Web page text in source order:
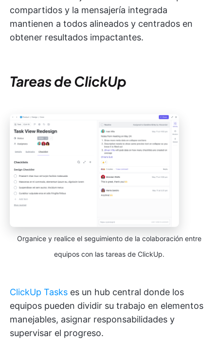
compartidos y la mensajería integrada
mantienen a todos alineados y centrados en
obtener resultados impactantes.
Tareas de ClickUp
Organice y realice el seguimiento de la colaboración entre
equipos con las tareas de ClickUp.
ClickUp Tasks es un hub central donde los
equipos pueden dividir su trabajo en elementos
manejables, asignar responsabilidades y
supervisar el progreso.